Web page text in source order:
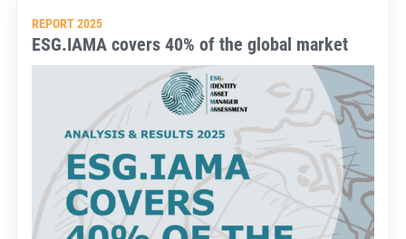
REPORT 2025
ESG.IAMA covers 40% of the global market